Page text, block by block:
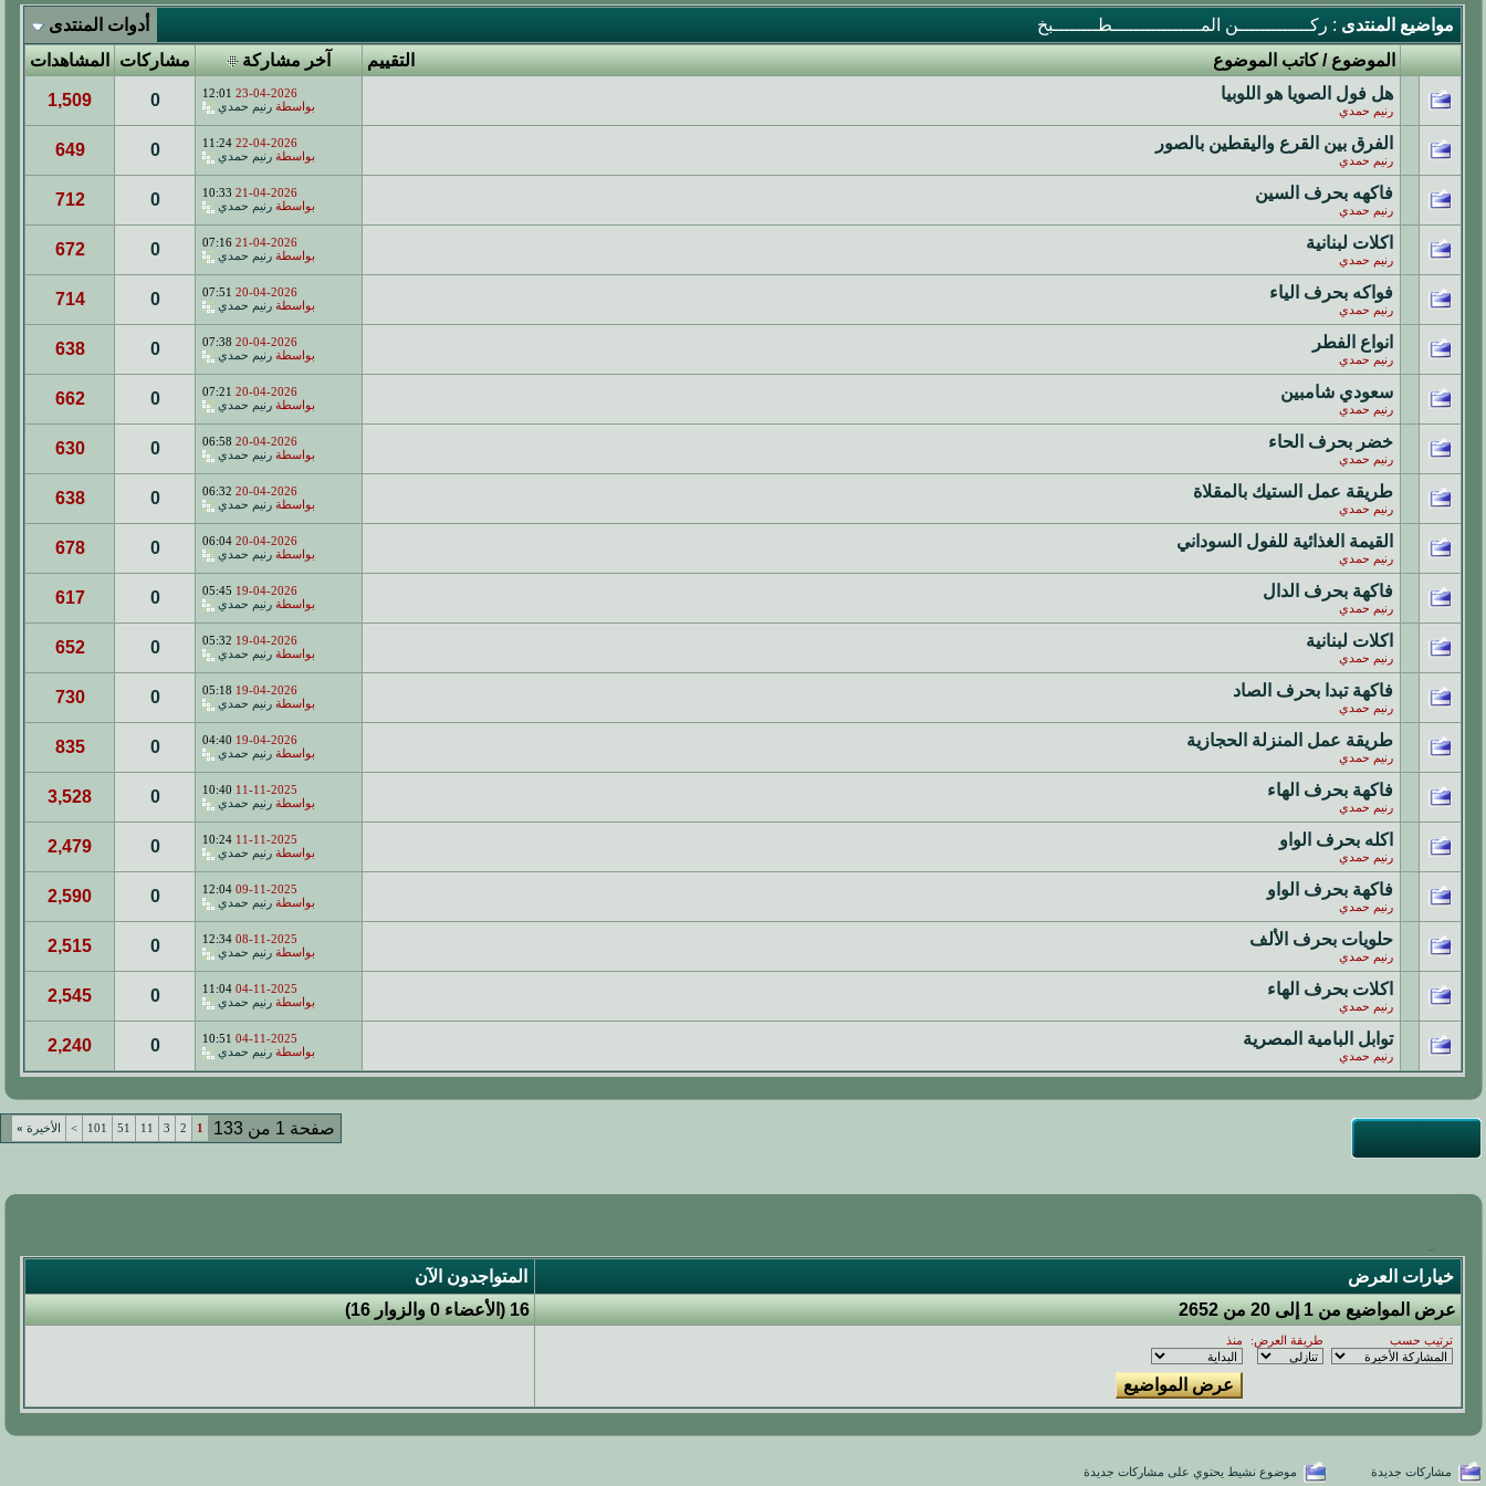
مواضيع المنتدى : ركـــــــــــــن المــــــــــــــــطــــــــبخ
أدوات المنتدى
التقييم
الموضوع/كاتب الموضوع آخر مشاركة مشاركات
المشاهدات
هل فول الصويا هو اللوبيا
رنيم حمدي
23-04-2026
12:01
بواسطة رنيم حمدي 0
1,509
الفرق بين القرع واليقطين بالصور
رنيم حمدي
22-04-2026
11:24
بواسطة رنيم حمدي 0
649
فاكهه بحرف السين
رنيم حمدي
21-04-2026
10:33
بواسطة رنيم حمدي 0
712
اكلات لبنانية
رنيم حمدي
21-04-2026
07:16
بواسطة رنيم حمدي 0
672
فواكه بحرف الياء
رنيم حمدي
20-04-2026
07:51
بواسطة رنيم حمدي 0
714
انواع الفطر
رنيم حمدي
20-04-2026
07:38
بواسطة رنيم حمدي 0
638
سعودي شامبين
رنيم حمدي
20-04-2026
07:21
بواسطة رنيم حمدي 0
662
خضر بحرف الحاء
رنيم حمدي
20-04-2026
06:58
بواسطة رنيم حمدي 0
630
طريقة عمل الستيك بالمقلاة
رنيم حمدي
20-04-2026
06:32
بواسطة رنيم حمدي 0
638
القيمة الغذائية للفول السوداني
رنيم حمدي
20-04-2026
06:04
بواسطة رنيم حمدي 0
678
فاكهة بحرف الدال
رنيم حمدي
19-04-2026
05:45
بواسطة رنيم حمدي 0
617
اكلات لبنانية
رنيم حمدي
19-04-2026
05:32
بواسطة رنيم حمدي 0
652
فاكهة تبدا بحرف الصاد
رنيم حمدي
19-04-2026
05:18
بواسطة رنيم حمدي 0
730
طريقة عمل المنزلة الحجازية
رنيم حمدي
19-04-2026
04:40
بواسطة رنيم حمدي 0
835
فاكهة بحرف الهاء
رنيم حمدي
11-11-2025
10:40
بواسطة رنيم حمدي 0
3,528
اكله بحرف الواو
رنيم حمدي
11-11-2025
10:24
بواسطة رنيم حمدي 0
2,479
فاكهة بحرف الواو
رنيم حمدي
09-11-2025
12:04
بواسطة رنيم حمدي 0
2,590
حلويات بحرف الألف
رنيم حمدي
08-11-2025
12:34
بواسطة رنيم حمدي 0
2,515
اكلات بحرف الهاء
رنيم حمدي
04-11-2025
11:04
بواسطة رنيم حمدي 0
2,545
توابل البامية المصرية
رنيم حمدي
04-11-2025
10:51
بواسطة رنيم حمدي 0
2,240
صفحة 1 من 133 1
2
3
11
51
101
> الأخيرة »
خيارات العرض
المتواجدون الآن
عرض المواضيع من 1 إلى 20 من 2652
16 (الأعضاء 0 والزوار 16)
ترتيب حسب طريقة العرض: منذ
مشاركات جديدة موضوع نشيط يحتوي على مشاركات جديدة